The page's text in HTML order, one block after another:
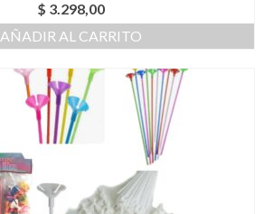
$ 3.298,00
AÑADIR AL CARRITO